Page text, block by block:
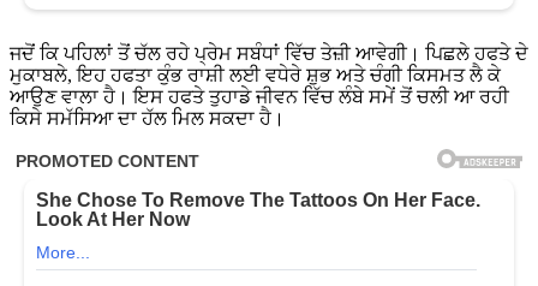
ਜਦੋਂ ਕਿ ਪਹਿਲਾਂ ਤੋਂ ਚੱਲ ਰਹੇ ਪ੍ਰੇਮ ਸਬੰਧਾਂ ਵਿੱਚ ਤੇਜ਼ੀ ਆਵੇਗੀ। ਪਿਛਲੇ ਹਫਤੇ ਦੇ
ਮੁਕਾਬਲੇ, ਇਹ ਹਫਤਾ ਕੁੰਭ ਰਾਸ਼ੀ ਲਈ ਵਧੇਰੇ ਸ਼ੁਭ ਅਤੇ ਚੰਗੀ ਕਿਸਮਤ ਲੈ ਕੇ
ਆਉਣ ਵਾਲਾ ਹੈ। ਇਸ ਹਫਤੇ ਤੁਹਾਡੇ ਜੀਵਨ ਵਿੱਚ ਲੰਬੇ ਸਮੇਂ ਤੋਂ ਚਲੀ ਆ ਰਹੀ
ਕਿਸੇ ਸਮੱਸਿਆ ਦਾ ਹੱਲ ਮਿਲ ਸਕਦਾ ਹੈ।